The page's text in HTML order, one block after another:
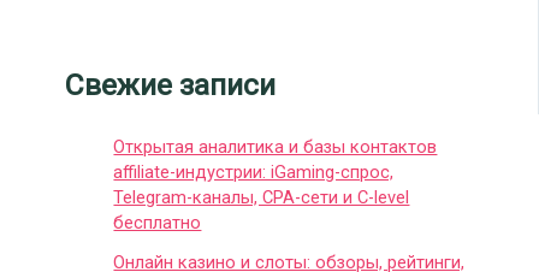
Свежие записи
Открытая аналитика и базы контактов
affiliate-индустрии: iGaming-спрос,
Telegram-каналы, CPA-сети и C-level
бесплатно
Онлайн казино и слоты: обзоры, рейтинги,